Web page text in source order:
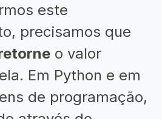
este
precisamos que
o valor
Em Python e em
de programação,